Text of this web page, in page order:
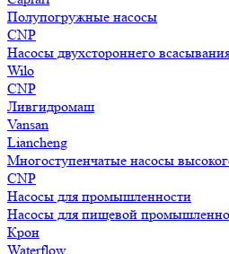
Полупогружные насосы
CNP
Насосы двухстороннего
Wilo
CNP
Ливгидромаш
Vansan
Liancheng
Многоступенчатые насосы
CNP
Насосы для промышленности
Насосы для пищевой
Крон
Waterflow